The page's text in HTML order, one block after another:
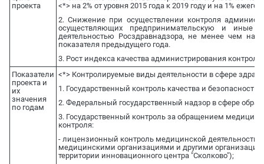
проекта
<*> на 2% от уровня 2015 года к 2019 году и на 1%
2. Снижение при осуществлении контроля
осуществляющих предпринимательскую и иные
деятельностью Росздравнадзора, не менее чем на
показателя предыдущего года.
3. Рост индекса качества администрирования
Показатели
проекта и
их
значения
по годам
<*> Контролируемые виды деятельности в сфере
1. Государственный контроль качества и
2. Федеральный государственный надзор в сфере
3. Государственный контроль за обращением
контроля:
- лицензионный контроль медицинской деятельности
медицинскими организациями и другими
территории инновационного центра "Сколково");